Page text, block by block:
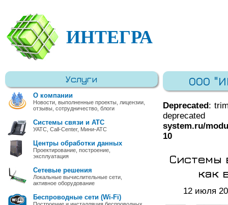
ИНТЕГРА
Услуги
О компании
Новости, выполненные проекты, лицензии,
отзывы, сотрудничество, блоги
Системы связи и АТС
УАТС, Call-Center, Мини-АТС
Центры обработки данных
Проектирование, построение,
эксплуатация
Сетевые решения
Локальные вычислительные сети,
активное оборудование
Беспроводные сети (Wi-Fi)
ООО
Deprecated:
system.ru/
10
Системы
как
12 июля